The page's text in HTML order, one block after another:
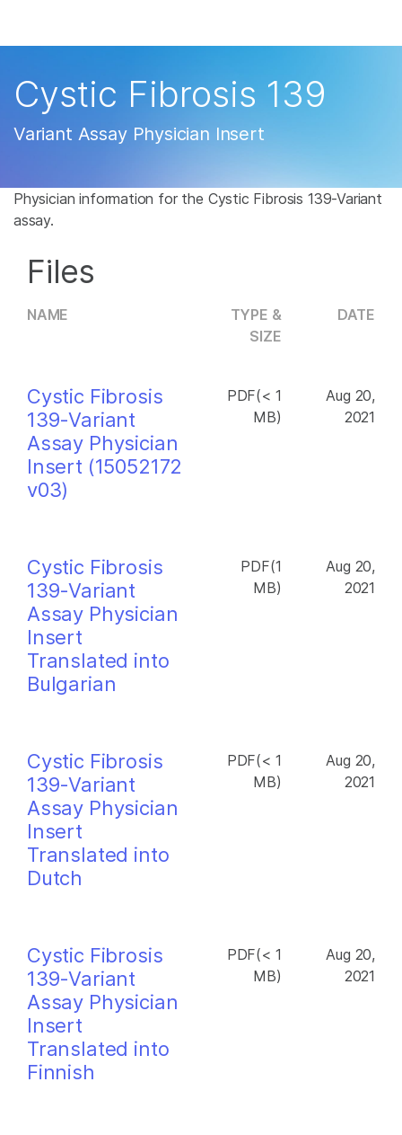
学习
支持
Cystic Fibrosis 139
Variant Assay Physician Insert
Physician information for the Cystic Fibrosis 139-Variant
assay.
Files
NAME
TYPE &
SIZE
DATE
Cystic Fibrosis
139-Variant
Assay Physician
Insert (15052172
v03)
PDF(< 1
MB)
Aug 20,
2021
Cystic Fibrosis
139-Variant
Assay Physician
Insert
Translated into
Bulgarian
PDF(1
MB)
Aug 20,
2021
Cystic Fibrosis
139-Variant
Assay Physician
Insert
Translated into
Dutch
PDF(< 1
MB)
Aug 20,
2021
Cystic Fibrosis
139-Variant
Assay Physician
Insert
Translated into
Finnish
PDF(< 1
MB)
Aug 20,
2021
癌症研究
微生物学
临床肿瘤学